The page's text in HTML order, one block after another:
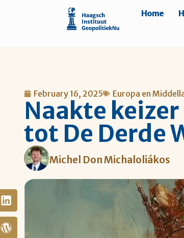
Home
February 16, 2025 Europa en
Naakte
tot De Derde
Michel Don Michaloliákos